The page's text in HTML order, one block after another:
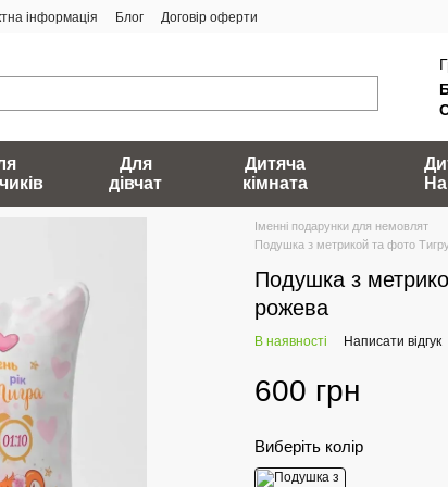
інформація Блог Договір оферти
Для
дівчат
Дитяча
кімната
Іменні подарунки для немовлят
Подушка з метрикой та фото
Подушка з
рожева
В наявності Написати відгук
600 грн
Виберіть колір